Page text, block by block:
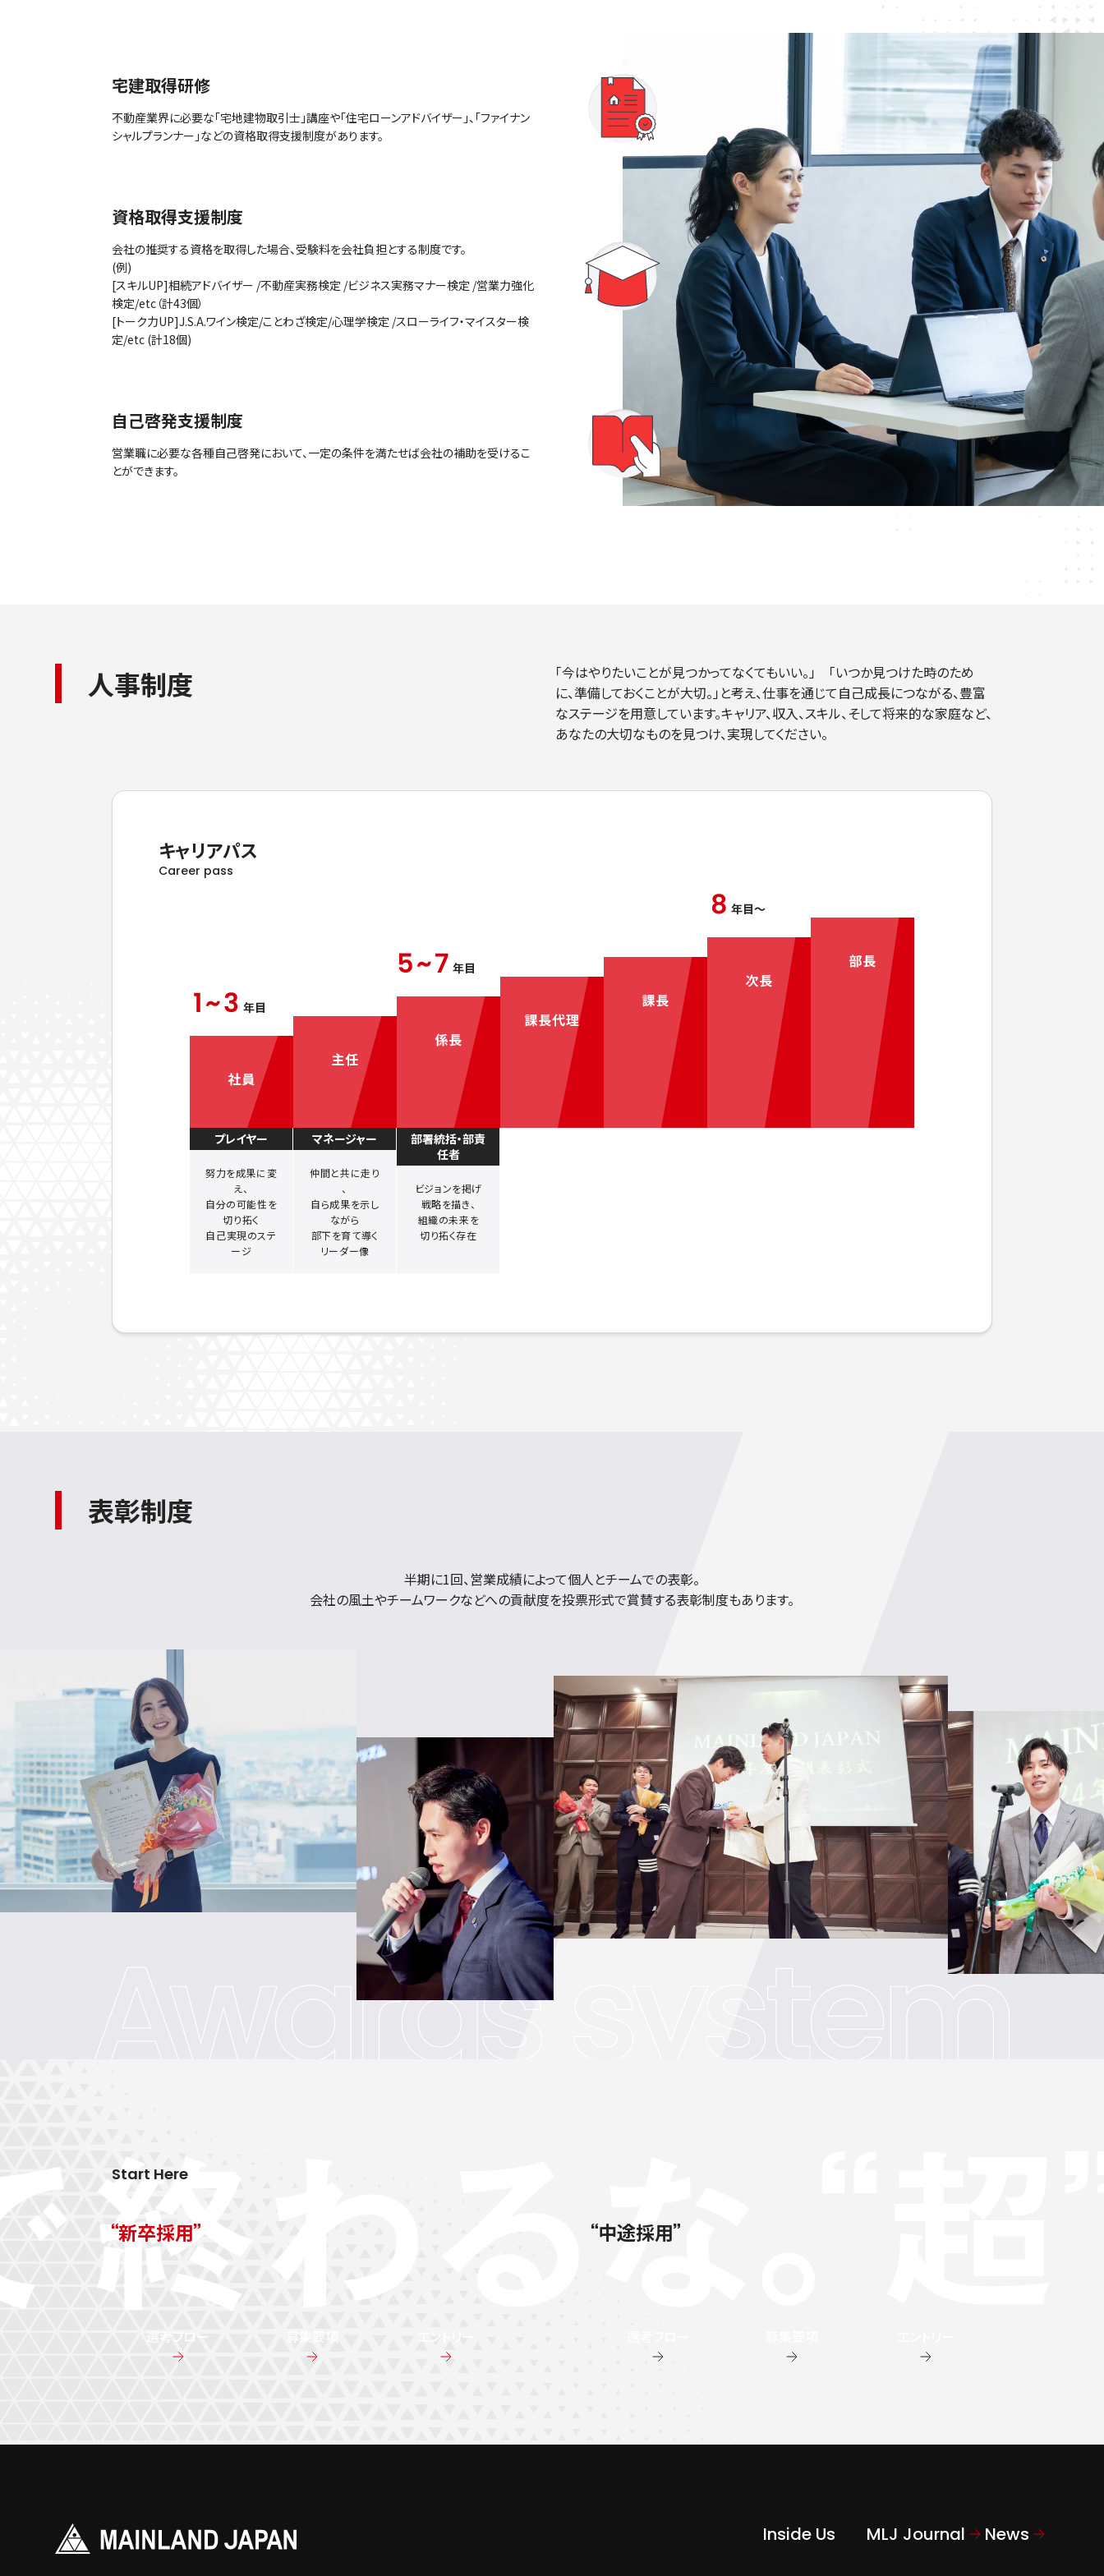
宅建取得研修
不動産業界に必要な「宅地建物取引士」講座や「住宅ローンアドバイザー」、「ファイナン
シャルプランナー」などの資格取得支援制度があります。
資格取得支援制度
会社の推奨する資格を取得した場合、受験料を会社負担とする制度です。
(例)
[スキルUP]相続アドバイザー /不動産実務検定 /ビジネス実務マナー検定 /営業力強化
検定/etc（計43個）
[トーク力UP]J.S.A.ワイン検定/ことわざ検定/心理学検定 /スローライフ・マイスター検
定/etc (計18個)
自己啓発支援制度
営業職に必要な各種自己啓発において、一定の条件を満たせば会社の補助を受けるこ
とができます。
人事制度
「今はやりたいことが見つかってなくてもいい。」 「いつか見つけた時のため
に、準備しておくことが大切。」と考え、仕事を通じて自己成長につながる、豊富
なステージを用意しています。キャリア、収入、スキル、そして将来的な家庭など、
あなたの大切なものを見つけ、実現してください。
キャリアパス
Career pass
プレイヤー
努力を成果に変
え、
自分の可能性を
切り拓く
自己実現のステ
ージ
マネージャー
仲間と共に走り
、
自ら成果を示し
ながら
部下を育て導く
リーダー像
部署統括・部責
任者
ビジョンを掲げ
戦略を描き、
組織の未来を
切り拓く存在
表彰制度
半期に1回、営業成績によって個人とチームでの表彰。
会社の風土やチームワークなどへの貢献度を投票形式で賞賛する表彰制度もあります。
Start Here
新卒採用 中途採用
Inside Us MLJ Journal News